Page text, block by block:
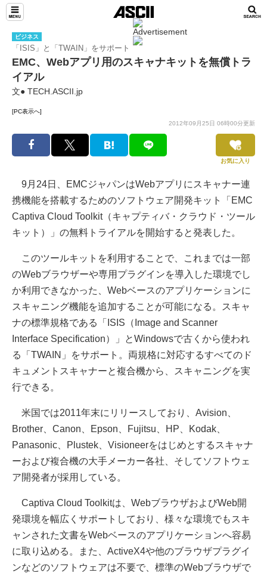
ビジネス
「ISIS」と「TWAIN」をサポート
EMC、Webアプリ用のスキャナキットを無償トラ
イアル
文● TECH.ASCII.jp
[PC表示へ]
2012年09月25日 06時00分更新
お気に入り
9月24日、EMCジャパンはWebアプリにスキャナー連
携機能を搭載するためのソフトウェア開発キット「EMC
Captiva Cloud Toolkit（キャプティバ・クラウド・ツール
キット）」の無料トライアルを開始すると発表した。
このツールキットを利用することで、これまでは一部
のWebブラウザーや専用プラグインを導入した環境でし
か利用できなかった、Webベースのアプリケーションに
スキャニング機能を追加することが可能になる。スキャ
ナの標準規格である「ISIS（Image and Scanner
Interface Specification）」とWindowsで古くから使われ
る「TWAIN」をサポート。両規格に対応するすべてのド
キュメントスキャナーと複合機から、スキャニングを実
行できる。
米国では2011年末にリリースしており、Avision、
Brother、Canon、Epson、Fujitsu、HP、Kodak、
Panasonic、Plustek、Visioneerをはじめとするスキャナ
ーおよび複合機の大手メーカー各社、そしてソフトウェ
ア開発者が採用している。
Captiva Cloud Toolkitは、WebブラウザおよびWeb開
発環境を幅広くサポートしており、様々な環境でもスキ
ャンされた文書をWebベースのアプリケーションへ容易
に取り込める。また、ActiveX4や他のブラウザプラグイ
ンなどのソフトウェアは不要で、標準のWebブラウザで